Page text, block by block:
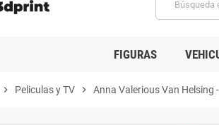
FIGURAS
chevron_right Peliculas y TV chevron_right Anna Valerious Van Helsing